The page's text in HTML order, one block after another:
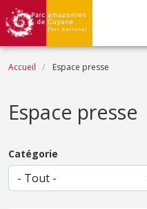
Aller au contenu principal
Fil d'Ariane
Accueil Espace presse
Espace presse
Catégorie